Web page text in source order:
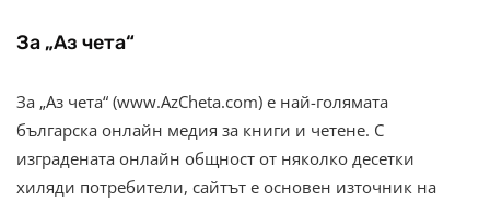
За „Аз чета“
За „Аз чета“ (www.AzCheta.com) е най-голямата
българска онлайн медия за книги и четене. С
изградената онлайн общност от няколко десетки
хиляди потребители, сайтът е основен източник на